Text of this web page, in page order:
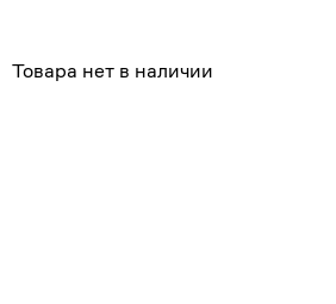
Товара нет в наличии